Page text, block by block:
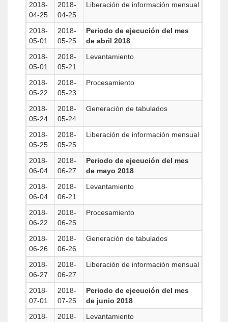
2018-
04-25
2018-
04-25
Liberación de información mensual
2018-
05-01
2018-
05-25
Periodo de ejecución del mes
de abril 2018
2018-
05-01
2018-
05-21
Levantamiento
2018-
05-22
2018-
05-23
Procesamiento
2018-
05-24
2018-
05-24
Generación de tabulados
2018-
05-25
2018-
05-25
Liberación de información mensual
2018-
06-04
2018-
06-27
Periodo de ejecución del mes
de mayo 2018
2018-
06-04
2018-
06-21
Levantamiento
2018-
06-22
2018-
06-25
Procesamiento
2018-
06-26
2018-
06-26
Generación de tabulados
2018-
06-27
2018-
06-27
Liberación de información mensual
2018-
07-01
2018-
07-25
Periodo de ejecución del mes
de junio 2018
2018-
2018-
Levantamiento